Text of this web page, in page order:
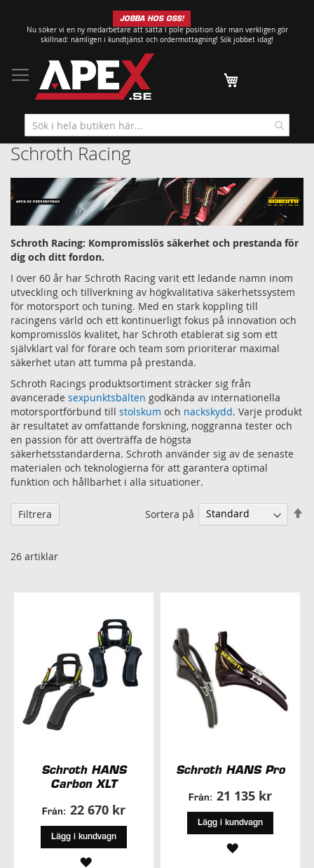
till
innehållet
JOBBA HOS OSS!
Nu söker vi en ny medarbetare att sätta i pole position där man verkligen gör
skillnad: nämligen i kundtjänst och ordermottagning! Sök jobbet idag!
Min kundvagn
Schroth Racing
Schroth Racing: Kompromisslös säkerhet och prestanda för
dig och ditt fordon.
I över 60 år har Schroth Racing varit ett ledande namn inom
utveckling och tillverkning av högkvalitativa säkerhetssystem
för motorsport och tuning. Med en stark koppling till
racingens värld och ett kontinuerligt fokus på innovation och
kompromisslös kvalitet, har Schroth etablerat sig som ett
självklart val för förare och team som prioriterar maximal
säkerhet utan att tumma på prestanda.
Schroth Racings produktsortiment sträcker sig från
avancerade sexpunktsbälten godkända av internationella
motorsportförbund till stolskum och nackskydd. Varje produkt
är resultatet av omfattande forskning, noggranna tester och
en passion för att överträffa de högsta
säkerhetsstandarderna. Schroth använder sig av de senaste
materialen och teknologierna för att garantera optimal
funktion och hållbarhet i alla situationer.
26 artiklar
Sortera på
Schroth HANS
Carbon XLT
Från: 22 670 kr
Lägg i kundvagn
LÄGG
Schroth HANS Pro
Från: 21 135 kr
Lägg i kundvagn
LÄGG
Filtrera